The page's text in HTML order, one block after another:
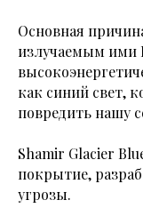
Основная
излучаемым ими
как синий свет,
повредить нашу
Shamir Glacier
покрытие,
угрозы.